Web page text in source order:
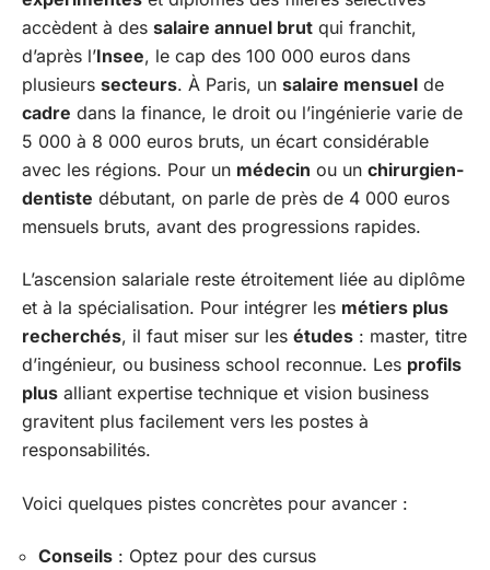
accèdent à des salaire annuel brut qui franchit,
d’après l’Insee, le cap des 100 000 euros dans
plusieurs secteurs. À Paris, un salaire mensuel de
cadre dans la finance, le droit ou l’ingénierie varie de
5 000 à 8 000 euros bruts, un écart considérable
avec les régions. Pour un médecin ou un chirurgien-
dentiste débutant, on parle de près de 4 000 euros
mensuels bruts, avant des progressions rapides.
L’ascension salariale reste étroitement liée au diplôme
et à la spécialisation. Pour intégrer les métiers plus
recherchés, il faut miser sur les études : master, titre
d’ingénieur, ou business school reconnue. Les profils
plus alliant expertise technique et vision business
gravitent plus facilement vers les postes à
responsabilités.
Voici quelques pistes concrètes pour avancer :
Conseils : Optez pour des cursus